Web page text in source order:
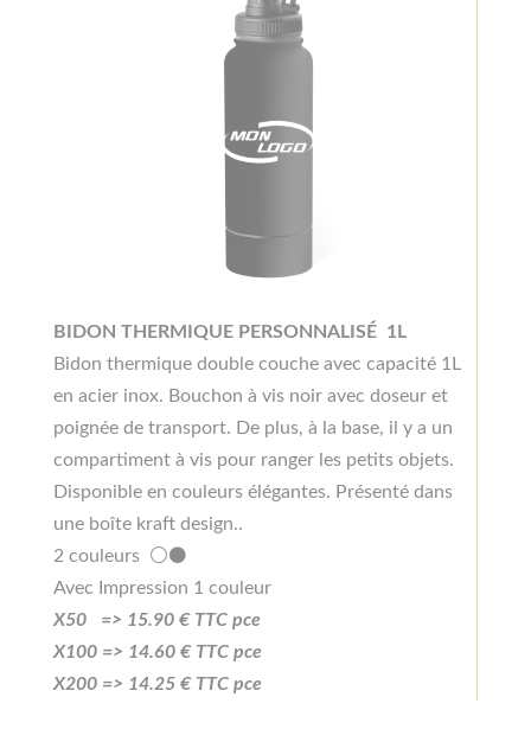
BIDON THERMIQUE PERSONNALISÉ 1L
Bidon thermique double couche avec capacité 1L
en acier inox. Bouchon à vis noir avec doseur et
poignée de transport. De plus, à la base, il y a un
compartiment à vis pour ranger les petits objets.
Disponible en couleurs élégantes. Présenté dans
une boîte kraft design..
2 couleurs ⚪⚫
Avec Impression 1 couleur
X50 => 15.90 € TTC pce
X100 => 14.60 € TTC pce
X200 => 14.25 € TTC pce